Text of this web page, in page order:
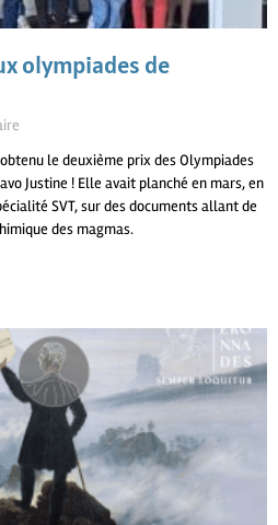
olympiades de
le deuxième prix des Olympiades
Justine ! Elle avait planché en mars, en
SVT, sur des documents allant de
des magmas.